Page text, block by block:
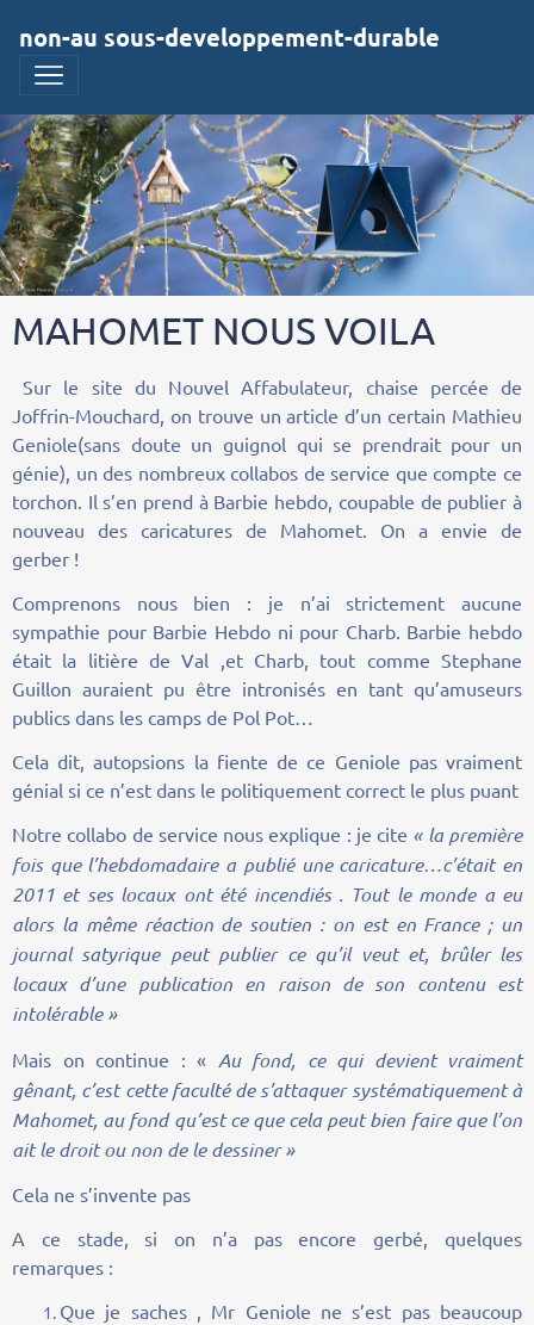
non-au sous-developpement-durable
MAHOMET NOUS VOILA
Sur le site du Nouvel Affabulateur, chaise percée de
Joffrin-Mouchard, on trouve un article d’un certain Mathieu
Geniole(sans doute un guignol qui se prendrait pour un
génie), un des nombreux collabos de service que compte ce
torchon. Il s’en prend à Barbie hebdo, coupable de publier à
nouveau des caricatures de Mahomet. On a envie de
gerber !
Comprenons nous bien : je n’ai strictement aucune
sympathie pour Barbie Hebdo ni pour Charb. Barbie hebdo
était la litière de Val ,et Charb, tout comme Stephane
Guillon auraient pu être intronisés en tant qu’amuseurs
publics dans les camps de Pol Pot…
Cela dit, autopsions la fiente de ce Geniole pas vraiment
génial si ce n’est dans le politiquement correct le plus puant
Notre collabo de service nous explique : je cite « la première
fois que l’hebdomadaire a publié une caricature…c’était en
2011 et ses locaux ont été incendiés . Tout le monde a eu
alors la même réaction de soutien : on est en France ; un
journal satyrique peut publier ce qu’il veut et, brûler les
locaux d’une publication en raison de son contenu est
intolérable »
Mais on continue : « Au fond, ce qui devient vraiment
gênant, c’est cette faculté de s’attaquer systématiquement à
Mahomet, au fond qu’est ce que cela peut bien faire que l’on
ait le droit ou non de le dessiner »
Cela ne s’invente pas
A ce stade, si on n’a pas encore gerbé, quelques
remarques :
Que je saches , Mr Geniole ne s’est pas beaucoup